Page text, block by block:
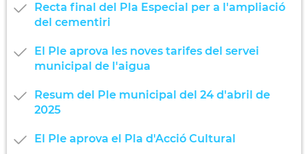
Recta final del Pla Especial per a l'ampliació
del cementiri
El Ple aprova les noves tarifes del servei
municipal de l'aigua
Resum del Ple municipal del 24 d'abril de
2025
El Ple aprova el Pla d'Acció Cultural